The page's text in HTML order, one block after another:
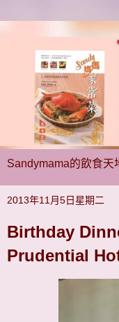
Sandymama的飲食天
2013年11月5日星期二
Birthday
Prudential